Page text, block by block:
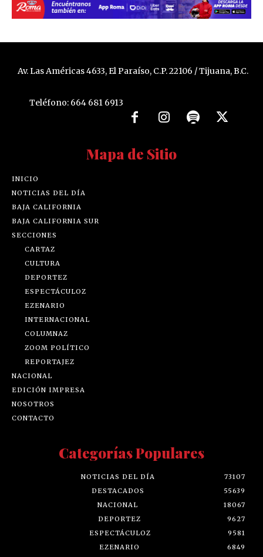
Av. Las Américas 4633, El Paraíso, C.P. 22106 / Tijuana, B.C.
Teléfono: 664 681 6913
Mapa de Sitio
INICIO
NOTICIAS DEL DÍA
BAJA CALIFORNIA
BAJA CALIFORNIA SUR
SECCIONES
CARTAZ
CULTURA
DEPORTEZ
ESPECTÁCULOZ
EZENARIO
INTERNACIONAL
COLUMNAZ
ZOOM POLÍTICO
REPORTAJEZ
NACIONAL
EDICIÓN IMPRESA
NOSOTROS
CONTACTO
Categorías Populares
NOTICIAS DEL DÍA
73107
DESTACADOS
55639
NACIONAL
18067
DEPORTEZ
9627
ESPECTÁCULOZ
9581
EZENARIO
6849